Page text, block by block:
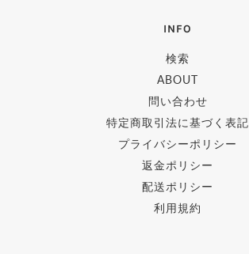
INFO
検索
ABOUT
問い合わせ
特定商取引法に基づく表記
プライバシーポリシー
返金ポリシー
配送ポリシー
利用規約